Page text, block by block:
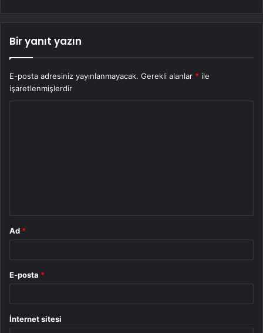
Bir yanıt yazın
E-posta adresiniz yayınlanmayacak. Gerekli alanlar * ile
işaretlenmişlerdir
Ad *
E-posta *
İnternet sitesi